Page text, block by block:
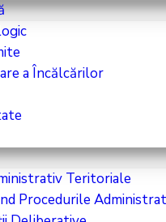
a Încălcărilor
Teritoriale
Procedurile